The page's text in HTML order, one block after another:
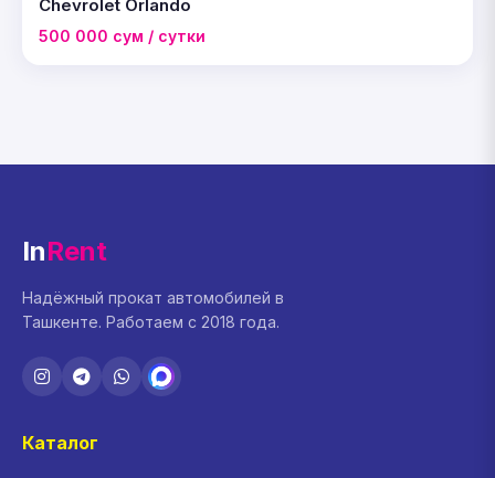
Chevrolet Orlando
500 000 сум / сутки
InRent
Надёжный прокат автомобилей в
Ташкенте. Работаем с 2018 года.
Каталог